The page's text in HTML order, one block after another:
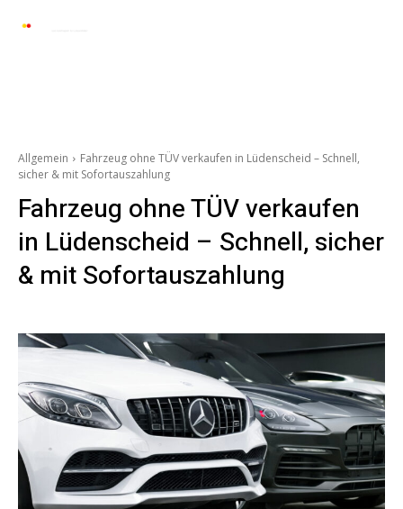
Allgemein
Fahrzeug ohne TÜV verkaufen in Lüdenscheid – Schnell,
sicher & mit Sofortauszahlung
Fahrzeug ohne TÜV verkaufen
in Lüdenscheid – Schnell, sicher
& mit Sofortauszahlung